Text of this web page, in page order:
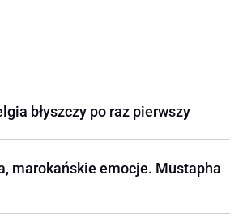
błyszczy po raz pierwszy
marokańskie emocje. Mustapha